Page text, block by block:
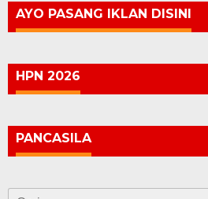
AYO PASANG IKLAN DISINI
HPN 2026
PANCASILA
Cari